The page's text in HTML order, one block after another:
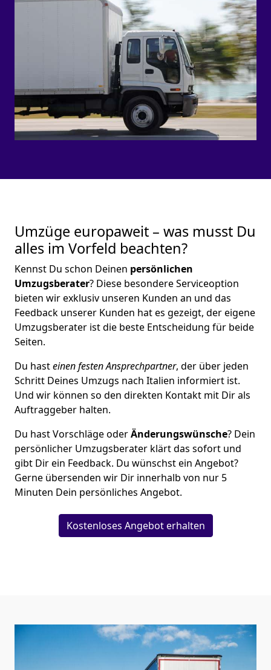
Umzüge europaweit – was musst Du
alles im Vorfeld beachten?
Kennst Du schon Deinen persönlichen
Umzugsberater? Diese besondere Serviceoption
bieten wir exklusiv unseren Kunden an und das
Feedback unserer Kunden hat es gezeigt, der eigene
Umzugsberater ist die beste Entscheidung für beide
Seiten.
Du hasteinen festen Ansprechpartner, der über jeden
Schritt Deines Umzugs nach Italien informiert ist.
Und wir können so den direkten Kontakt mit Dir als
Auftraggeber halten.
Du hast Vorschläge oderÄnderungswünsche? Dein
persönlicher Umzugsberater klärt das sofort und
gibt Dir ein Feedback. Du wünschst ein Angebot?
Gerne übersenden wir Dir innerhalb von nur 5
Minuten Dein persönliches Angebot.
Kostenloses Angebot erhalten